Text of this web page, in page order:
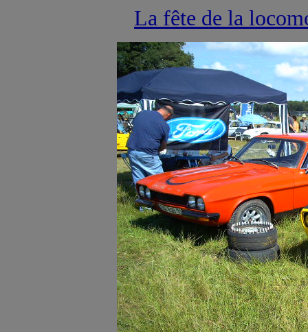
La fête de la